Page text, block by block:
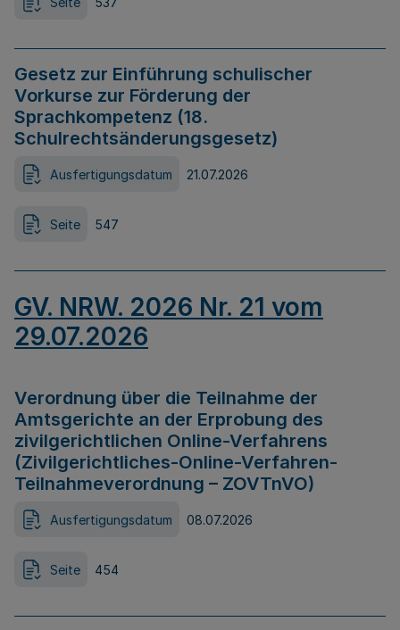
Gesetz zur Einführung schulischer
Vorkurse zur Förderung der
Sprachkompetenz (18.
Schulrechtsänderungsgesetz)
Ausfertigungsdatum 21.07.2026
Seite 547
GV. NRW. 2026 Nr. 21 vom
29.07.2026
Verordnung über die Teilnahme der
Amtsgerichte an der Erprobung des
zivilgerichtlichen Online-Verfahrens
(Zivilgerichtliches-Online-Verfahren-
Teilnahmeverordnung – ZOVTnVO)
Ausfertigungsdatum 08.07.2026
Seite 454